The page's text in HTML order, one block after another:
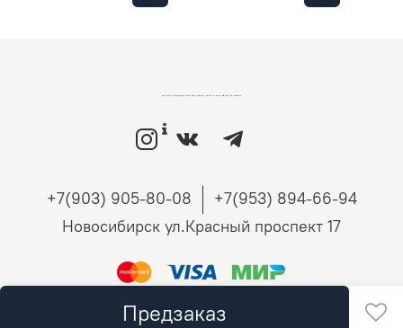
Предзаказ
+7(903) 905-80-08
+7(953) 894-66-94
Новосибирск ул.Красный проспект 17
LOVEMONO 2018-2025